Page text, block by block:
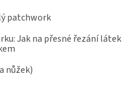
patchwork
Jak na přesné řezání látek
nůžek)